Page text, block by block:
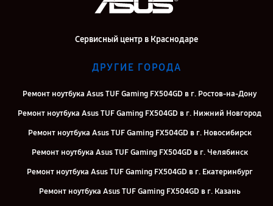
Сервисный центр в Краснодаре
ДРУГИЕ ГОРОДА
Ремонт ноутбука Asus TUF Gaming FX504GD в г. Ростов-на-Дону
Ремонт ноутбука Asus TUF Gaming FX504GD в г. Нижний Новгород
Ремонт ноутбука Asus TUF Gaming FX504GD в г. Новосибирск
Ремонт ноутбука Asus TUF Gaming FX504GD в г. Челябинск
Ремонт ноутбука Asus TUF Gaming FX504GD в г. Екатеринбург
Ремонт ноутбука Asus TUF Gaming FX504GD в г. Казань